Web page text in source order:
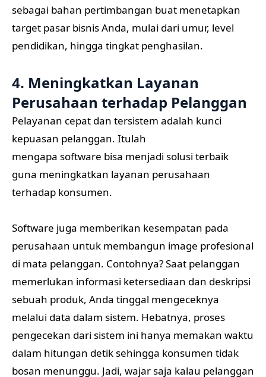
sebagai bahan pertimbangan buat menetapkan
target pasar bisnis Anda, mulai dari umur, level
pendidikan, hingga tingkat penghasilan.
4. Meningkatkan Layanan
Perusahaan terhadap Pelanggan
Pelayanan cepat dan tersistem adalah kunci
kepuasan pelanggan. Itulah
mengapa software bisa menjadi solusi terbaik
guna meningkatkan layanan perusahaan
terhadap konsumen.
Software juga memberikan kesempatan pada
perusahaan untuk membangun image profesional
di mata pelanggan. Contohnya? Saat pelanggan
memerlukan informasi ketersediaan dan deskripsi
sebuah produk, Anda tinggal mengeceknya
melalui data dalam sistem. Hebatnya, proses
pengecekan dari sistem ini hanya memakan waktu
dalam hitungan detik sehingga konsumen tidak
bosan menunggu. Jadi, wajar saja kalau pelanggan